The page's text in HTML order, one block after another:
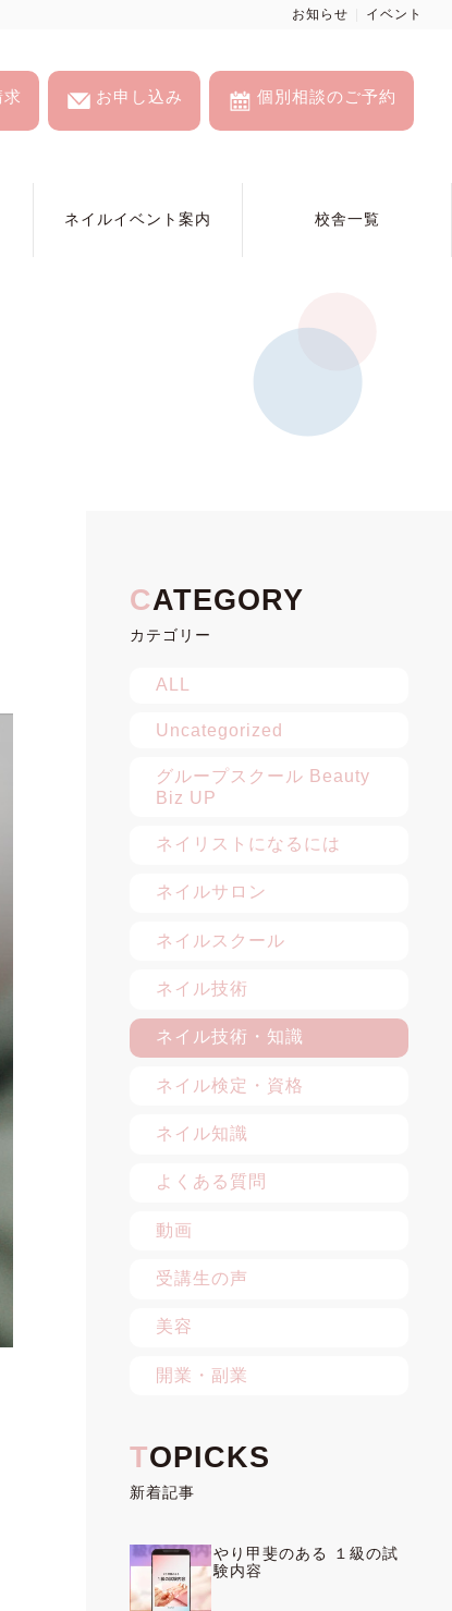
お知らせ イベント
お申し込み 個別相談のご予約
ネイルイベント案内 校舎一覧
カテゴリー
ALL
Uncategorized
グループスクール Beauty
Biz UP
ネイリストになるには
ネイルサロン
ネイルスクール
ネイル技術
ネイル技術・知識
ネイル検定・資格
ネイル知識
よくある質問
動画
受講生の声
美容
開業・副業
新着記事
やり甲斐のある １級の試
験内容